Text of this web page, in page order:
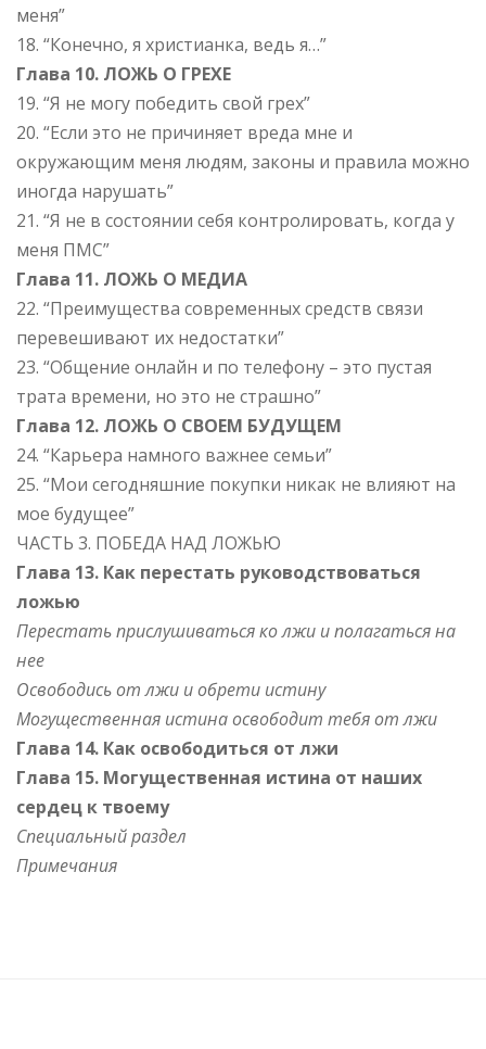
меня”
18. “Конечно, я христианка, ведь я…”
Глава 10. ЛОЖЬ О ГРЕХЕ
19. “Я не могу победить свой грех”
20. “Если это не причиняет вреда мне и
окружающим меня людям, законы и правила можно
иногда нарушать”
21. “Я не в состоянии себя контролировать, когда у
меня ПМС”
Глава 11. ЛОЖЬ О МЕДИА
22. “Преимущества современных средств связи
перевешивают их недостатки”
23. “Общение онлайн и по телефону – это пустая
трата времени, но это не страшно”
Глава 12. ЛОЖЬ О СВОЕМ БУДУЩЕМ
24. “Карьера намного важнее семьи”
25. “Мои сегодняшние покупки никак не влияют на
мое будущее”
ЧАСТЬ 3. ПОБЕДА НАД ЛОЖЬЮ
Глава 13. Как перестать руководствоваться
ложью
Перестать прислушиваться ко лжи и полагаться на
нее
Освободись от лжи и обрети истину
Могущественная истина освободит тебя от лжи
Глава 14. Как освободиться от лжи
Глава 15. Могущественная истина от наших
сердец к твоему
Специальный раздел
Примечания